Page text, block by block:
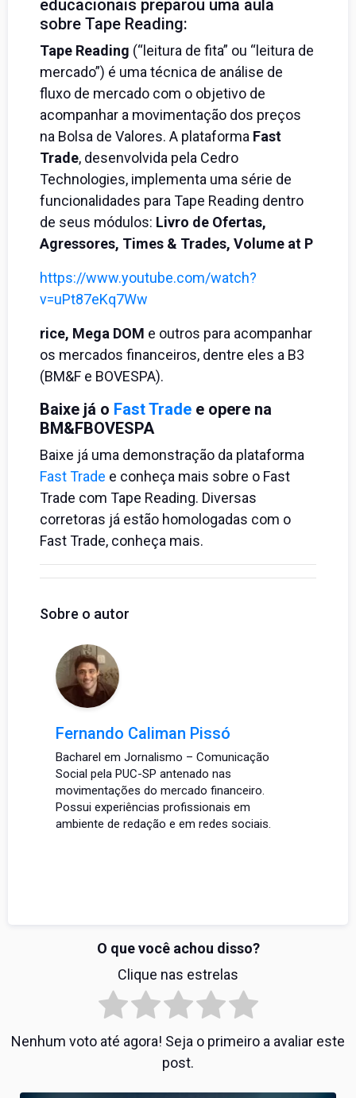
educacionais preparou uma aula
sobre Tape Reading:
Tape Reading (“leitura de fita” ou “leitura de
mercado”) é uma técnica de análise de
fluxo de mercado com o objetivo de
acompanhar a movimentação dos preços
na Bolsa de Valores. A plataforma Fast
Trade, desenvolvida pela Cedro
Technologies, implementa uma série de
funcionalidades para Tape Reading dentro
de seus módulos: Livro de Ofertas,
Agressores, Times & Trades, Volume at P
https://www.youtube.com/watch?
v=uPt87eKq7Ww
rice, Mega DOM e outros para acompanhar
os mercados financeiros, dentre eles a B3
(BM&F e BOVESPA).
Baixe já o Fast Trade e opere na
BM&FBOVESPA
Baixe já uma demonstração da plataforma
Fast Trade e conheça mais sobre o Fast
Trade com Tape Reading. Diversas
corretoras já estão homologadas com o
Fast Trade, conheça mais.
Sobre o autor
Fernando Caliman Pissó
Bacharel em Jornalismo – Comunicação
Social pela PUC-SP antenado nas
movimentações do mercado financeiro.
Possui experiências profissionais em
ambiente de redação e em redes sociais.
O que você achou disso?
Clique nas estrelas
Nenhum voto até agora! Seja o primeiro a avaliar este
post.